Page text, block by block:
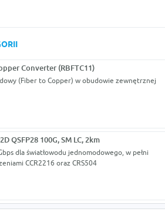
Converter (RBFTC11)
(Fiber to Copper) w obudowie zewnętrznej
QSFP28 100G, SM LC, 2km
dla światłowodu jednomodowego, w pełni
CCR2216 oraz CRS504